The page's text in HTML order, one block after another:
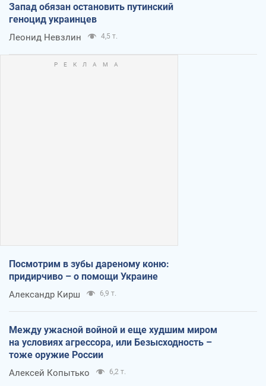
Запад обязан остановить путинский
геноцид украинцев
Леонид Невзлин 4,5 т.
Посмотрим в зубы дареному коню:
придирчиво – о помощи Украине
Александр Кирш 6,9 т.
Между ужасной войной и еще худшим миром
на условиях агрессора, или Безысходность –
тоже оружие России
Алексей Копытько 6,2 т.